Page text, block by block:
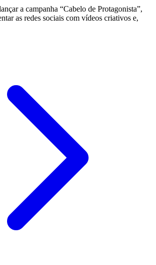
a campanha “Cabelo de Protagonista”,
as redes sociais com vídeos criativos e,